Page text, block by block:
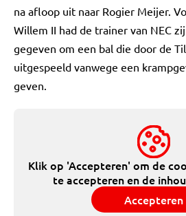
na afloop uit naar Rogier Meijer.
Willem II had de trainer van NEC
gegeven om een bal die door de
uitgespeeld vanwege een
geven.
Klik op 'Accepteren' om de
te accepteren en de
Accepteren